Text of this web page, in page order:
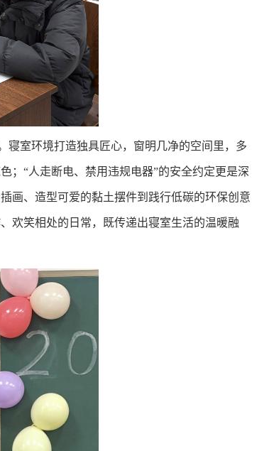
寝室环境打造独具匠心，窗明几净的空间里，多
；“人走断电、禁用违规电器”的安全约定更是深
画、造型可爱的黏土摆件到践行低碳的环保创意
欢笑相处的日常，既传递出寝室生活的温暖融